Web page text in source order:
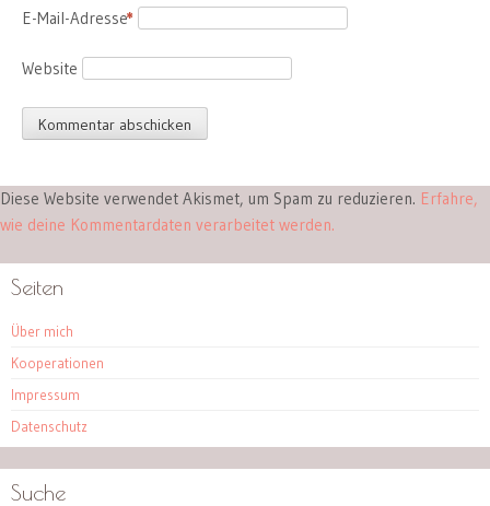
E-Mail-Adresse
*
Website
Diese Website verwendet Akismet, um Spam zu reduzieren. Erfahre,
wie deine Kommentardaten verarbeitet werden.
Seiten
Über mich
Kooperationen
Impressum
Datenschutz
Suche